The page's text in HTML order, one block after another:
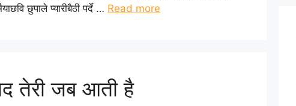
छुपाले प्यारीबैठी पर्दे … Read more
तेरी जब आती है